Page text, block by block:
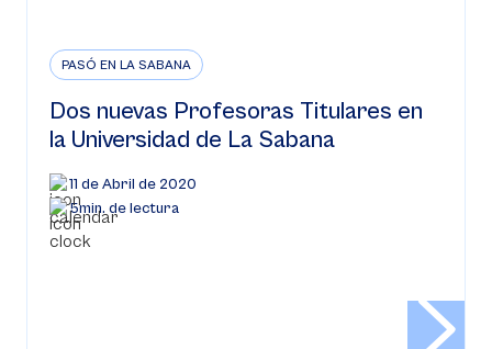
PASÓ EN LA SABANA
Dos nuevas Profesoras Titulares en
la Universidad de La Sabana
11 de Abril de 2020
5min. de lectura